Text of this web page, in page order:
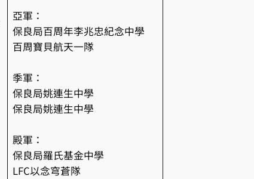
亞軍：
保良局百周年李兆忠紀念中學
百周寶貝航天一隊
季軍：
保良局姚連生中學
保良局姚連生中學
殿軍：
保良局羅氏基金中學
LFC以念穹蒼隊